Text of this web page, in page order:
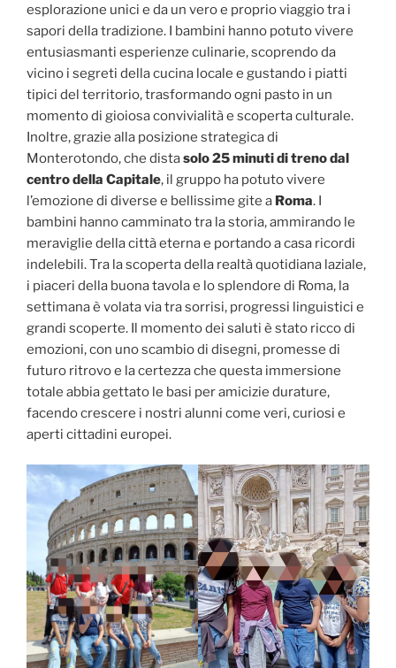
esplorazione unici e da un vero e proprio viaggio tra i
sapori della tradizione. I bambini hanno potuto vivere
entusiasmanti esperienze culinarie, scoprendo da
vicino i segreti della cucina locale e gustando i piatti
tipici del territorio, trasformando ogni pasto in un
momento di gioiosa convivialità e scoperta culturale.
Inoltre, grazie alla posizione strategica di
Monterotondo, che distasolo 25 minuti di treno dal
centro della Capitale, il gruppo ha potuto vivere
l’emozione di diverse e bellissime gite a Roma. I
bambini hanno camminato tra la storia, ammirando le
meraviglie della città eterna e portando a casa ricordi
indelebili. Tra la scoperta della realtà quotidiana laziale,
i piaceri della buona tavola e lo splendore di Roma, la
settimana è volata via tra sorrisi, progressi linguistici e
grandi scoperte. Il momento dei saluti è stato ricco di
emozioni, con uno scambio di disegni, promesse di
futuro ritrovo e la certezza che questa immersione
totale abbia gettato le basi per amicizie durature,
facendo crescere i nostri alunni come veri, curiosi e
aperti cittadini europei.